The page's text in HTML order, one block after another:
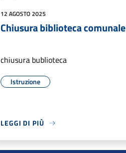
12 AGOSTO 2025
Chiusura biblioteca comunale
chiusura bublioteca
Istruzione
LEGGI DI PIÙ